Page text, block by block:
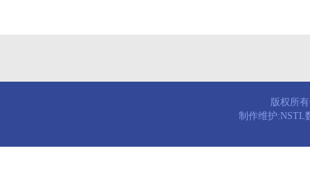
版权所
制作维护:NSTL